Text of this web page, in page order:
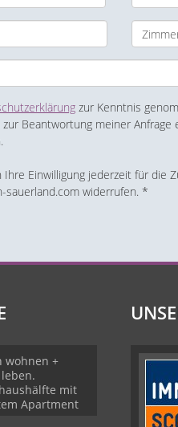
zur Kenntnis
Beantwortung meiner
Ihre Einwilligung jederzeit für die
sauerland.com widerrufen. *
wohnen +
mit
Apartment